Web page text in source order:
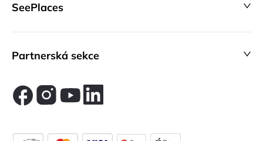
SeePlaces
Partnerská sekce